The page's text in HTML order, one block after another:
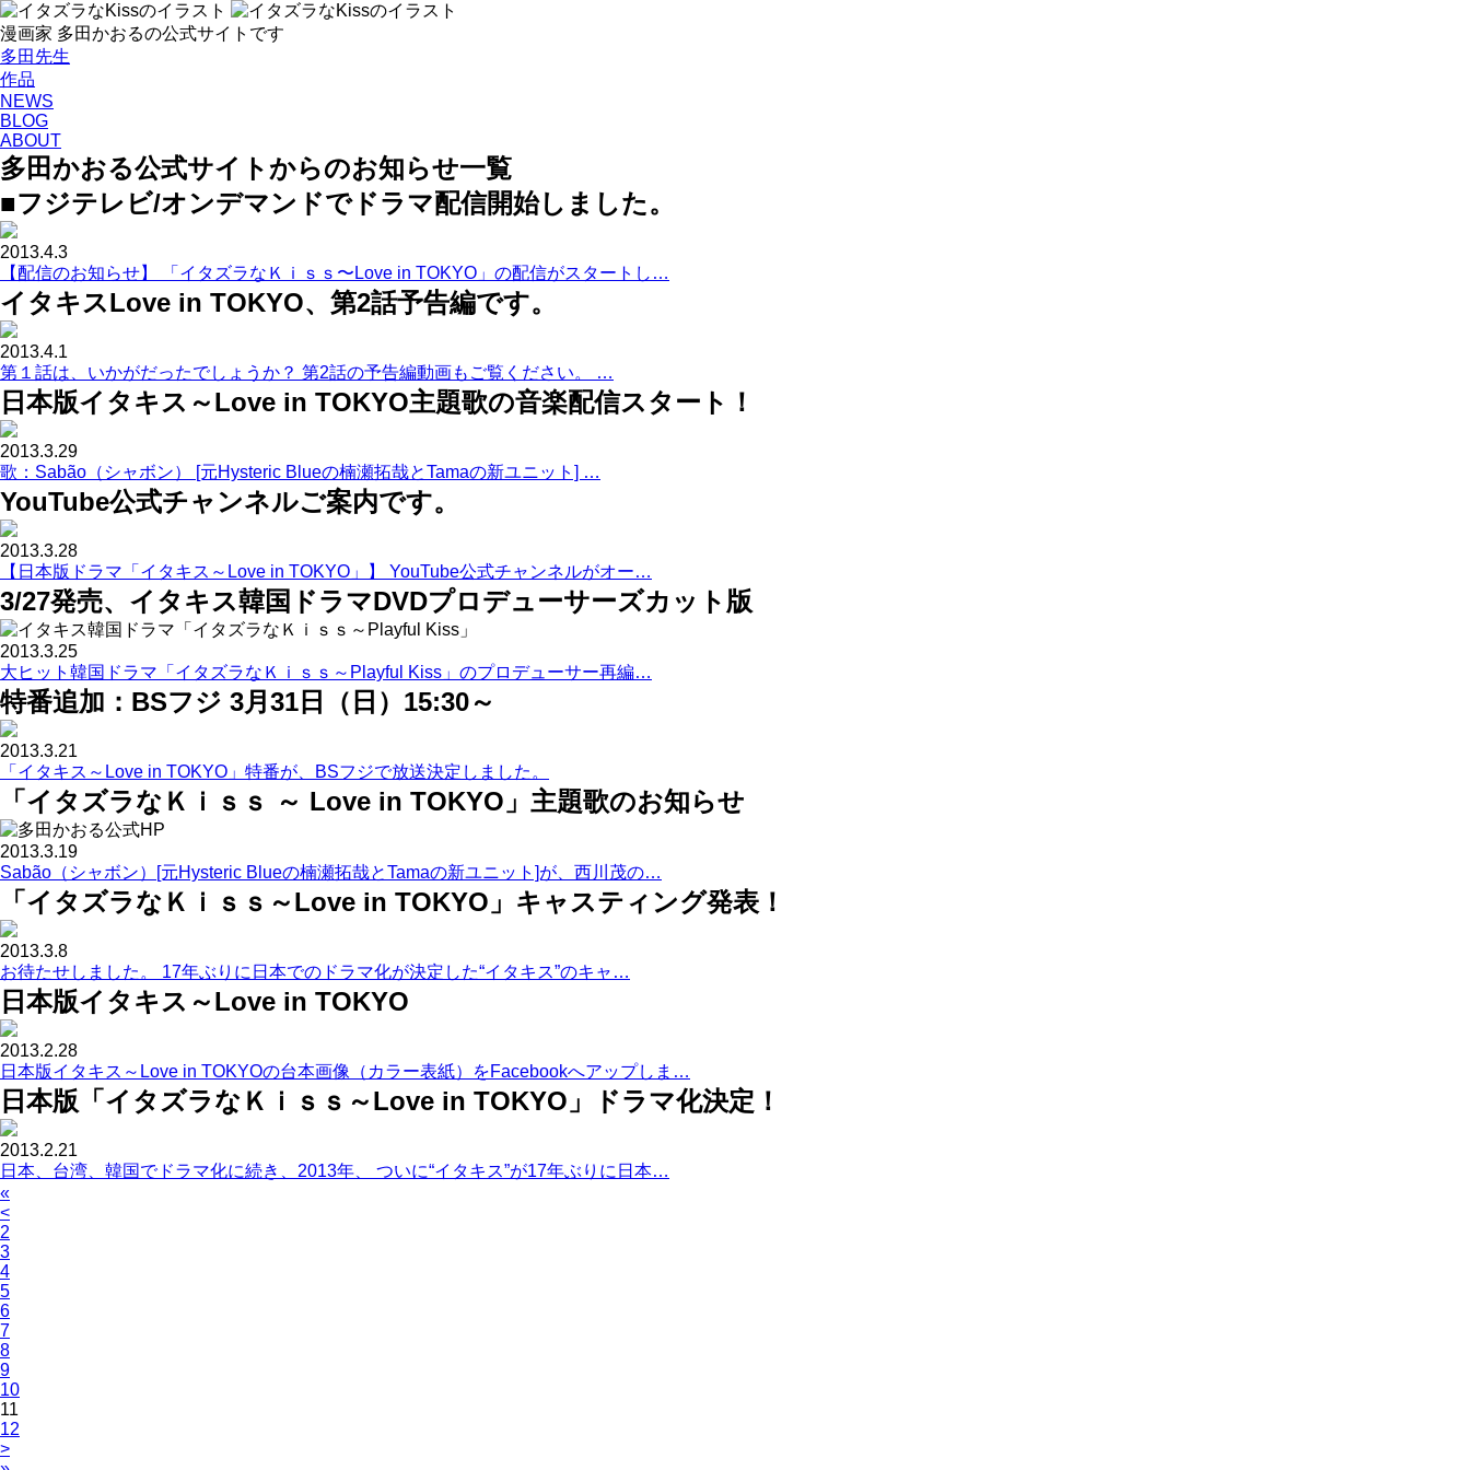
漫画家 多田かおるの公式サイトです
多田先生
作品
NEWS
BLOG
ABOUT
多田かおる公式サイトからのお知らせ一覧
■フジテレビ/オンデマンドでドラマ配信開始しました。
2013.4.3
【配信のお知らせ】 「イタズラなＫｉｓｓ〜Love in TOKYO」の配信がスタートし…
イタキスLove in TOKYO、第2話予告編です。
2013.4.1
第１話は、いかがだったでしょうか？ 第2話の予告編動画もご覧ください。 …
日本版イタキス～Love in TOKYO主題歌の音楽配信スタート！
2013.3.29
歌：Sabão（シャボン） [元Hysteric Blueの楠瀬拓哉とTamaの新ユニット] …
YouTube公式チャンネルご案内です。
2013.3.28
【日本版ドラマ「イタキス～Love in TOKYO」】 YouTube公式チャンネルがオー…
3/27発売、イタキス韓国ドラマDVDプロデューサーズカット版
2013.3.25
大ヒット韓国ドラマ「イタズラなＫｉｓｓ～Playful Kiss」のプロデューサー再編…
特番追加：BSフジ 3月31日（日）15:30～
2013.3.21
「イタキス～Love in TOKYO」特番が、BSフジで放送決定しました。
「イタズラなＫｉｓｓ ～ Love in TOKYO」主題歌のお知らせ
2013.3.19
Sabão（シャボン）[元Hysteric Blueの楠瀬拓哉とTamaの新ユニット]が、西川茂の…
「イタズラなＫｉｓｓ～Love in TOKYO」キャスティング発表！
2013.3.8
お待たせしました。 17年ぶりに日本でのドラマ化が決定した“イタキス”のキャ…
日本版イタキス～Love in TOKYO
2013.2.28
日本版イタキス～Love in TOKYOの台本画像（カラー表紙）をFacebookへアップしま…
日本版「イタズラなＫｉｓｓ～Love in TOKYO」ドラマ化決定！
2013.2.21
日本、台湾、韓国でドラマ化に続き、2013年、 ついに“イタキス”が17年ぶりに日本…
«
<
2
3
4
5
6
7
8
9
10
11
12
>